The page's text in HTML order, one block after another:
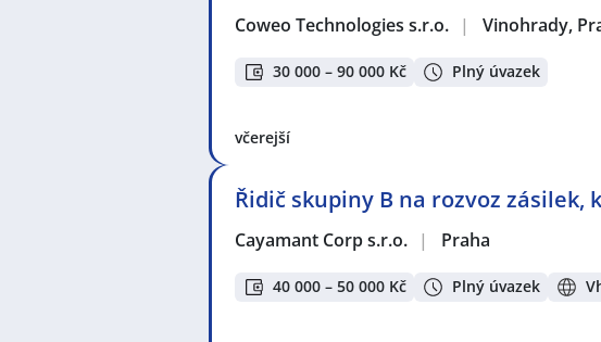
Coweo Technologies s.r.o. | Vinohrady,
30 000 – 90 000 Kč Plný úvazek
včerejší
Řidič skupiny B na rozvoz zásilek,
Cayamant Corp s.r.o. | Praha
40 000 – 50 000 Kč Plný úvazek